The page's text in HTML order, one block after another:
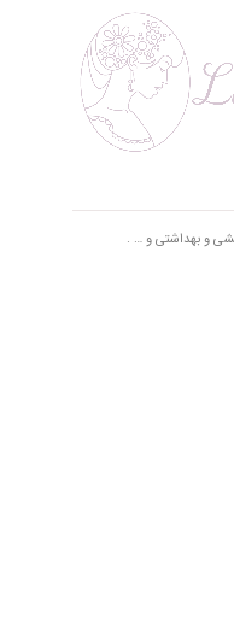
و بهداشتی و … .